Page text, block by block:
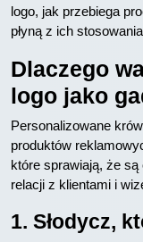
logo, jak przebiega
płyną z ich
Dlaczego
logo jako
Personalizowane
produktów
które sprawiają, że
relacji z klientami i
1. Słodycz,